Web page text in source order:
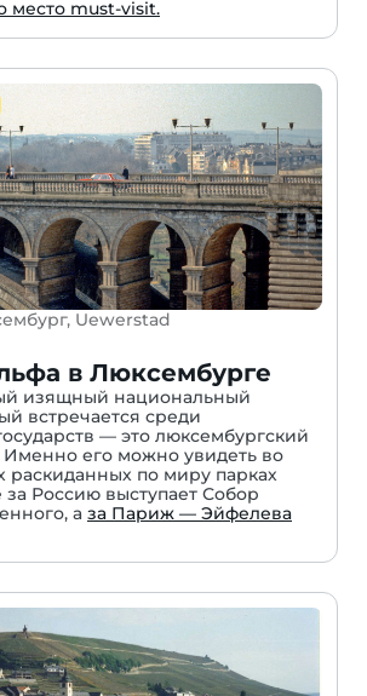
место must-visit.
Uewerstad
в Люксембурге
изящный национальный
встречается среди
— это люксембургский
Именно его можно увидеть во
раскиданных по миру парках
Россию выступает Собор
а за Париж — Эйфелева